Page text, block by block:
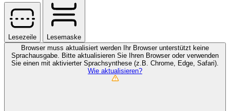
Lesezeile
Lesemaske
Browser muss aktualisiert werden
Ihr Browser unterstützt keine
Sprachausgabe. Bitte aktualisieren Sie Ihren Browser oder verwenden
Sie einen mit aktivierter Sprachsynthese (z.B. Chrome, Edge, Safari).
Wie aktualisieren?